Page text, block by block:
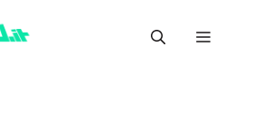
Menu